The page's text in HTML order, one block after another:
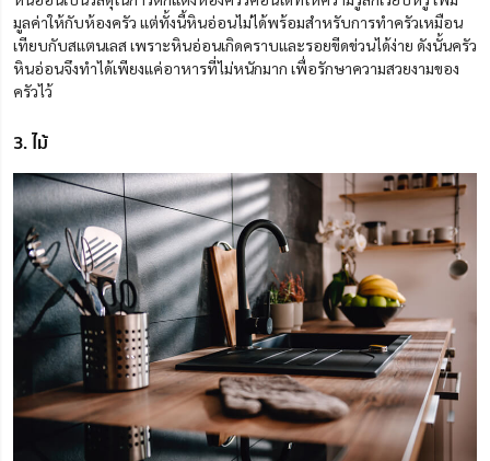
มูลค่าให้กับห้องครัว แต่ทั้งนี้หินอ่อนไม่ได้พร้อมสำหรับการทำครัวเหมือน
เทียบกับสแตนเลสเพราะหินอ่อนเกิดคราบและรอยขีดข่วนได้ง่าย ดังนั้นครัว
หินอ่อนจึงทำได้เพียงแค่อาหารที่ไม่หนักมาก เพื่อรักษาความสวยงามของ
ครัวไว้
3. ไม้